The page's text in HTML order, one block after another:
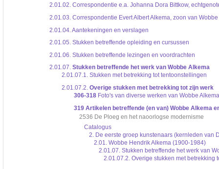
2.01.02.Correspondentie e.a. Johanna Dora Bittkow,
2.01.03.Correspondentie Evert Albert Alkema, zoon van
2.01.04. Aantekeningen en verslagen
2.01.05.Stukken betreffende opleiding en cursussen
2.01.06.Stukken betreffende lezingen en voordrachten
2.01.07. Stukken betreffende het werk van Wobbe Alkema
2.01.07.1.Stukken met betrekking tot tentoonstellingen
2.01.07.2. Overige stukken met betrekking tot zijn werk
306-318Foto's van diverse werken van Wobbe
319 Artikelen betreffende (en van) Wobbe Alkema
2536 De Ploeg en het naoorlogse modernisme
Catalogus
2. De eerste groep kunstenaars (kernleden van
2.01. Wobbe Hendrik Alkema (1900-1984)
2.01.07. Stukken betreffende het werk van
2.01.07.2. Overige stukken met betrekking